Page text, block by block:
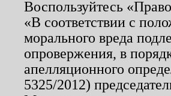
Воспользуйтесь
«В соответствии с
морального вреда
опровержения, в
апелляционного
5325/2012)